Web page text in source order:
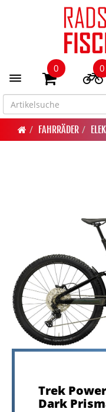
Toggle navigation
0 0
FAHRRÄDER
Trek
Dark